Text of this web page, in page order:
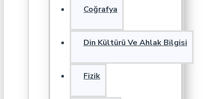
Coğrafya
Din Kültürü Ve Ahlak Bilgisi
Fizik